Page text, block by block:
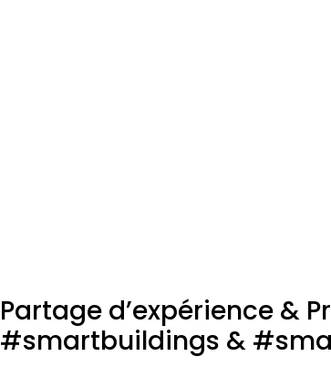
Partage d’expérience &
#smartbuildings &